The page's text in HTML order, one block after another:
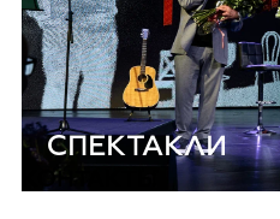
СПЕКТАКЛИ
КОНТАКТЫ